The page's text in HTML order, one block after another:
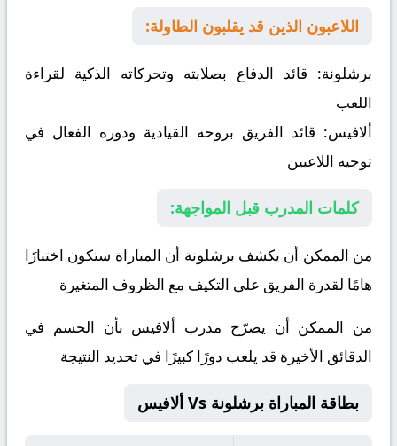
اللاعبون الذين قد يقلبون الطاولة:
برشلونة: قائد الدفاع بصلابته وتحركاته الذكية لقراءة
اللعب
ألافيس: قائد الفريق بروحه القيادية ودوره الفعال في
توجيه اللاعبين
كلمات المدرب قبل المواجهة:
من الممكن أن يكشف برشلونة أن المباراة ستكون اختبارًا
هامًا لقدرة الفريق على التكيف مع الظروف المتغيرة
من الممكن أن يصرّح مدرب ألافيس بأن الحسم في
الدقائق الأخيرة قد يلعب دورًا كبيرًا في تحديد النتيجة
بطاقة المباراة برشلونة Vs ألافيس